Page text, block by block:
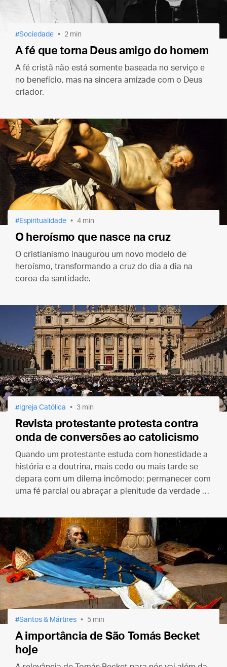
Sociedade 2 min
A fé que torna Deus amigo do homem
A fé cristã não está somente baseada no serviço e
no benefício, mas na sincera amizade com o Deus
criador.
Espiritualidade 4 min
O heroísmo que nasce na cruz
O cristianismo inaugurou um novo modelo de
heroísmo, transformando a cruz do dia a dia na
coroa da santidade.
Igreja Católica 3 min
Revista protestante protesta contra
onda de conversões ao catolicismo
Quando um protestante estuda com honestidade a
história e a doutrina, mais cedo ou mais tarde se
depara com um dilema incômodo: permanecer com
uma fé parcial ou abraçar a plenitude da verdade na
Santos & Mártires 5 min
A importância de São Tomás Becket
hoje